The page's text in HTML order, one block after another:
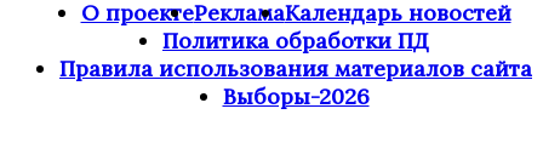
О проектеРекламаКалендарь новостей
Политика обработки ПД
Правила использования материалов сайта
Выборы-2026